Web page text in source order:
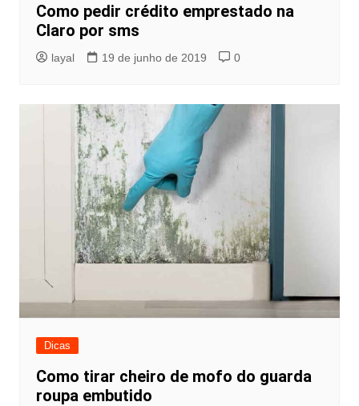
Como pedir crédito emprestado na
Claro por sms
layal 19 de junho de 2019 0
Dicas
Como tirar cheiro de mofo do guarda
roupa embutido